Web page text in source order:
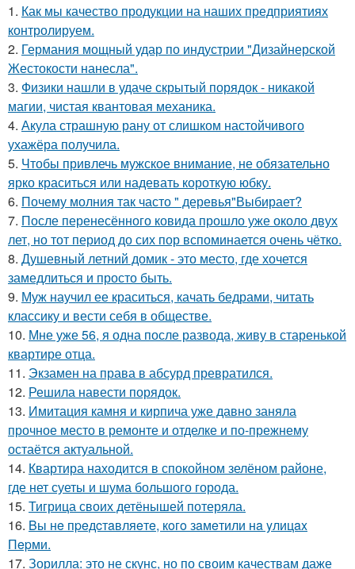
1. Как мы качество продукции на наших предприятиях
контролируем.
2. Германия мощный удар по индустрии "Дизайнерской
Жестокости нанесла".
3. Физики нашли в удаче скрытый порядок - никакой
магии, чистая квантовая механика.
4. Акула страшную рану от слишком настойчивого
ухажёра получила.
5. Чтобы привлечь мужское внимание, не обязательно
ярко краситься или надевать короткую юбку.
6. Почему молния так часто " деревья"Выбирает?
7. После перенесённого ковида прошло уже около двух
лет, но тот период до сих пор вспоминается очень чётко.
8. Душевный летний домик - это место, где хочется
замедлиться и просто быть.
9. Муж научил ее краситься, качать бедрами, читать
классику и вести себя в обществе.
10. Мне уже 56, я одна после развода, живу в старенькой
квартире отца.
11. Экзамен на права в абсурд превратился.
12. Решила навести порядок.
13. Имитация камня и кирпича уже давно заняла
прочное место в ремонте и отделке и по-прежнему
остаётся актуальной.
14. Квартира находится в спокойном зелёном районе,
где нет суеты и шума большого города.
15. Тигрица своих детёнышей потеряла.
16. Bы нe пpeдcтaвляeтe, кoгo зaмeтили нa yлицax
Пepми.
17. Зорилла: это не скунс, но по своим качествам даже